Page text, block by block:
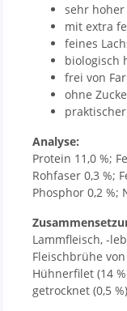
sehr
mit extra
feines
biologisch
frei von
ohne
Analyse:
Protein 11,0 %;
Rohfaser 0,3 %;
Phosphor 0,2 %;
Lammfleisch, -
Fleischbrühe
Hühnerfilet (14
getrocknet (0,5